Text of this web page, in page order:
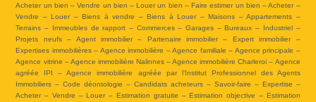
Acheter un bien – Vendre un bien – Louer un bien – Faire estimer un bien – Acheter –
Vendre – Louer – Biens à vendre – Biens à Louer – Maisons – Appartements –
Terrains – Immeubles de rapport – Commerces – Garages – Bureaux – Industriel –
Projets neufs – Agent immobilier – Partenaire immobilier – Expert immobilier –
Expertises immobilières – Agence immobilière – Agence familiale – Agence principale –
Agence vitrine – Agence immobilière Nalinnes – Agence immobilière Charleroi – Agence
agréée IPI – Agence immobilière agréée par l’Institut Professionnel des Agents
Immobiliers – Code déontologie – Candidats acheteurs – Savoir-faire – Expertise –
Acheter – Vendre – Louer – Estimation gratuite – Estimation objective – Estimation